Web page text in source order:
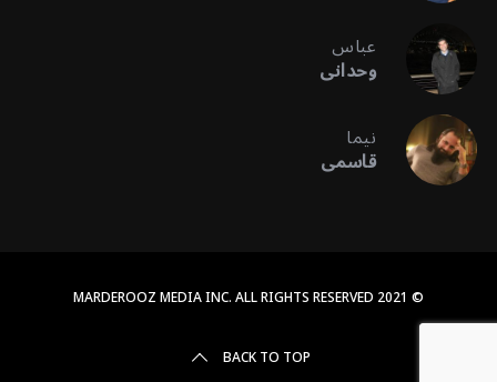
عباس
وحدانی
نیما
قاسمی
© 2021 MARDEROOZ MEDIA INC. ALL RIGHTS RESERVED
BACK TO TOP